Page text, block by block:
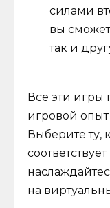
силами
вы
так и
Все эти игры
игровой
Выберите ту,
на